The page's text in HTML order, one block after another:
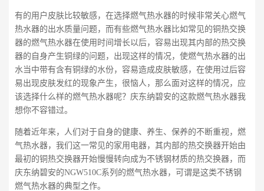
有的用户皮肤比较敏感，在选择燃气热水器的时候非常关心燃气
热水器的出水质量问题，而有些燃气热水器比如常见的铜热交换
器的燃气热水器在使用时间增长以后，容易出现其内部的热交换
器的自身产生铜绿的问题，出现这样的情况，使燃气热水器的出
水当中带有含有铜绿的水份，容易造成皮肤敏感，在使用过后容
易出现皮肤发红的现象产生，很恼人，那么面对这样的情况，应
该选择什么样的燃气热水器呢？庆东纳碧安的这款燃气热水器我
想你不容错过。
随着近年来，人们对于自身的健康、养生、保养的不断重视，燃
气热水器，我们这一常见的家用电器，其内部的热交换器开始由
最初的铜热交换器开始慢慢转向成为不锈钢材质的热交换器，而
庆东纳碧安的NGW510C系列的燃气热水器，可谓是这类不锈钢
燃气热水器的典型之作。